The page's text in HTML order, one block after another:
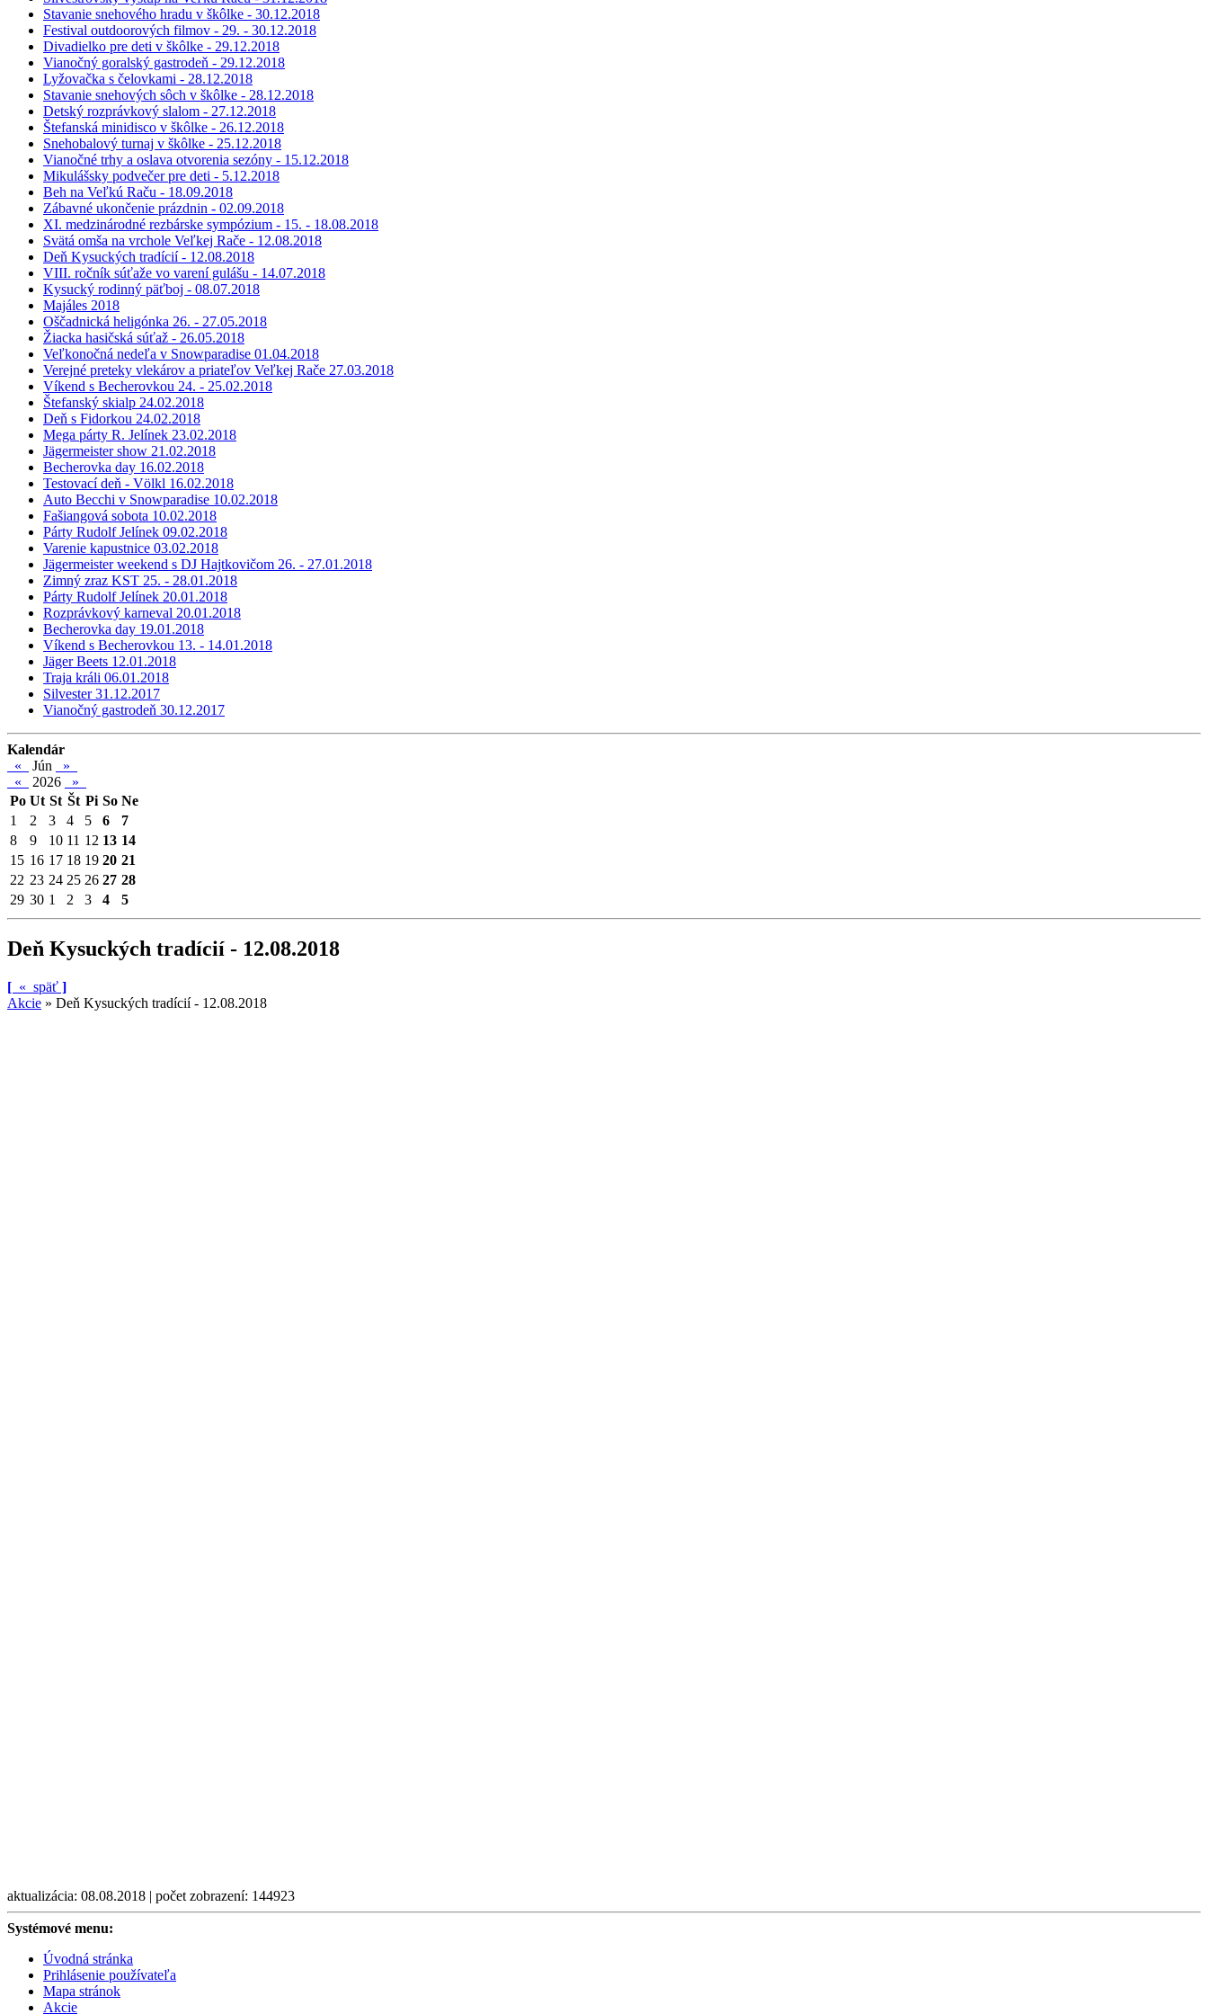
Stavanie snehového hradu v škôlke - 30.12.2018
Festival outdoorových filmov - 29. - 30.12.2018
Divadielko pre deti v škôlke - 29.12.2018
Vianočný goralský gastrodeň - 29.12.2018
Lyžovačka s čelovkami - 28.12.2018
Stavanie snehových sôch v škôlke - 28.12.2018
Detský rozprávkový slalom - 27.12.2018
Štefanská minidisco v škôlke - 26.12.2018
Snehobalový turnaj v škôlke - 25.12.2018
Vianočné trhy a oslava otvorenia sezóny - 15.12.2018
Mikulášsky podvečer pre deti - 5.12.2018
Beh na Veľkú Raču - 18.09.2018
Zábavné ukončenie prázdnin - 02.09.2018
XI. medzinárodné rezbárske sympózium - 15. - 18.08.2018
Svätá omša na vrchole Veľkej Rače - 12.08.2018
Deň Kysuckých tradícií - 12.08.2018
VIII. ročník súťaže vo varení gulášu - 14.07.2018
Kysucký rodinný päťboj - 08.07.2018
Majáles 2018
Oščadnická heligónka 26. - 27.05.2018
Žiacka hasičská súťaž - 26.05.2018
Veľkonočná nedeľa v Snowparadise 01.04.2018
Verejné preteky vlekárov a priateľov Veľkej Rače 27.03.2018
Víkend s Becherovkou 24. - 25.02.2018
Štefanský skialp 24.02.2018
Deň s Fidorkou 24.02.2018
Mega párty R. Jelínek 23.02.2018
Jägermeister show 21.02.2018
Becherovka day 16.02.2018
Testovací deň - Völkl 16.02.2018
Auto Becchi v Snowparadise 10.02.2018
Fašiangová sobota 10.02.2018
Párty Rudolf Jelínek 09.02.2018
Varenie kapustnice 03.02.2018
Jägermeister weekend s DJ Hajtkovičom 26. - 27.01.2018
Zimný zraz KST 25. - 28.01.2018
Párty Rudolf Jelínek 20.01.2018
Rozprávkový karneval 20.01.2018
Becherovka day 19.01.2018
Víkend s Becherovkou 13. - 14.01.2018
Jäger Beets 12.01.2018
Traja králi 06.01.2018
Silvester 31.12.2017
Vianočný gastrodeň 30.12.2017
Kalendár
«
Jún
»
«
2026
»
Po Ut St Št Pi So Ne
1
2 3 4 5 6
7
8
9 10 11 12 13 14
15 16 17 18 19 20 21
22 23 24 25 26 27 28
29 30 1 2 3 4 5
Deň Kysuckých tradícií - 12.08.2018
[ « späť ]
Akcie » Deň Kysuckých tradícií - 12.08.2018
aktualizácia: 08.08.2018 | počet zobrazení: 144923
Systémové menu:
Úvodná stránka
Prihlásenie používateľa
Mapa stránok
Akcie